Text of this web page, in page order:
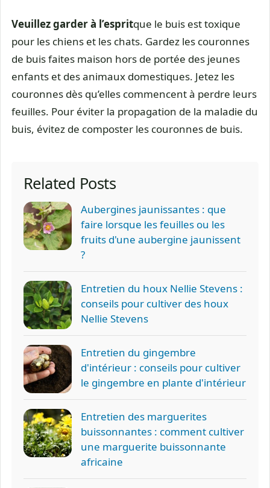
Veuillez garder à l’espritque le buis est toxique
pour les chiens et les chats. Gardez les couronnes
de buis faites maison hors de portée des jeunes
enfants et des animaux domestiques. Jetez les
couronnes dès qu’elles commencent à perdre leurs
feuilles. Pour éviter la propagation de la maladie du
buis, évitez de composter les couronnes de buis.
Related Posts
Aubergines jaunissantes : que
faire lorsque les feuilles ou les
fruits d'une aubergine jaunissent
?
Entretien du houx Nellie Stevens :
conseils pour cultiver des houx
Nellie Stevens
Entretien du gingembre
d'intérieur : conseils pour cultiver
le gingembre en plante d'intérieur
Entretien des marguerites
buissonnantes : comment cultiver
une marguerite buissonnante
africaine